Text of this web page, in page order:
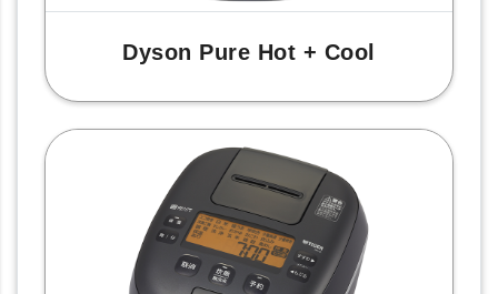
Dyson Pure Hot + Cool